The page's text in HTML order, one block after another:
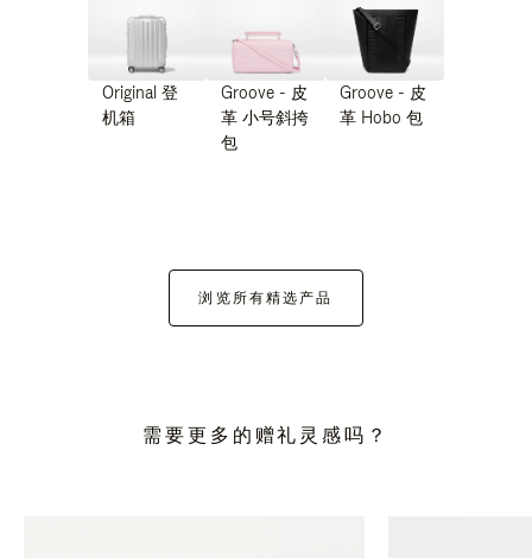
Original 登
机箱
Groove - 皮
革 小号斜挎
包
Groove - 皮
革 Hobo 包
浏览所有精选产品
需要更多的赠礼灵感吗？